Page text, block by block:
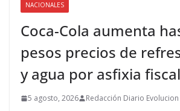
NACIONALES
Coca-Cola aumenta
pesos precios de
y agua por asfixia
5 agosto, 2026 Redacción Diario Evolucion